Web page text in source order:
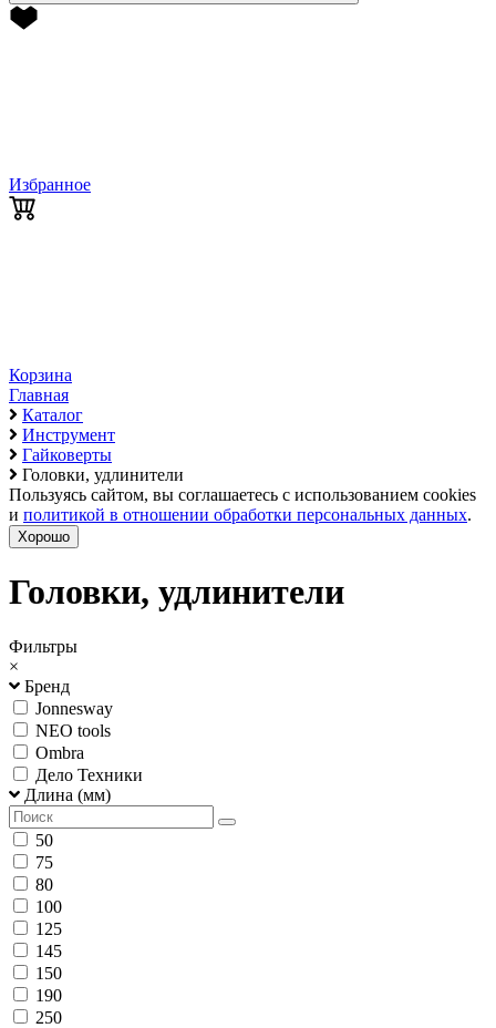
Избранное
Корзина
Главная
Каталог
Инструмент
Гайковерты
Головки, удлинители
Пользуясь сайтом, вы соглашаетесь с использованием cookies
и политикой в отношении обработки персональных данных.
Хорошо
Головки, удлинители
Фильтры
×
Бренд
Jonnesway
NEO tools
Ombra
Дело Техники
Длина (мм)
50
75
80
100
125
145
150
190
250